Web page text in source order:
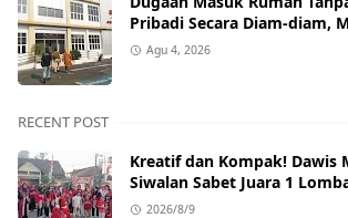
Pribadi Secara Diam‑diam,
Nganjuk Resmi Dipolisikan.
Agu 4, 2026
RECENT POST
Kreatif dan Kompak! Dawis
Siwalan Sabet Juara 1
Botol dan Yel-yel
2026/8/9